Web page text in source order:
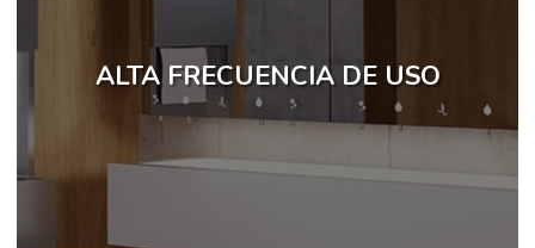
ALTA FRECUENCIA DE USO